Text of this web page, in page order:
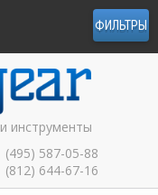
ФИЛЬТРЫ
инструменты
(495) 587-05-88
(812) 644-67-16